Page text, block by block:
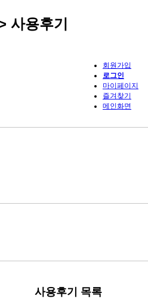
사용후기
회원가입
로그인
마이페이지
즐겨찾기
메인화면
사용후기 목록